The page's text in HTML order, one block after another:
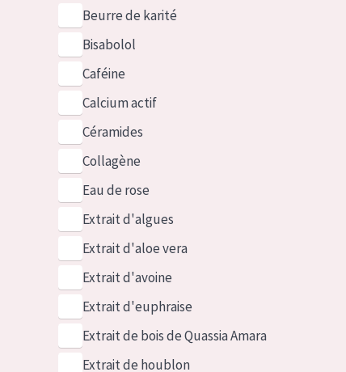
Beurre de karité
Bisabolol
Caféine
Calcium actif
Céramides
Collagène
Eau de rose
Extrait d'algues
Extrait d'aloe vera
Extrait d'avoine
Extrait d'euphraise
Extrait de bois de Quassia Amara
Extrait de houblon